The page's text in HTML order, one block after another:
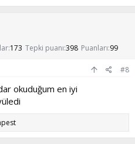
173 Tepki puanı 398 Puanları 99
#8
okuduğum en iyi